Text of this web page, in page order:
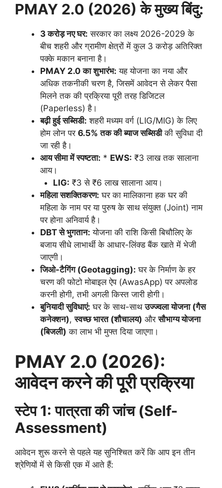
PMAY 2.0 (2026) के मुख्य बिंदु:
3 करोड़ नए घर: सरकार का लक्ष्य 2026-2029 के
बीच शहरी और ग्रामीण क्षेत्रों में कुल 3 करोड़ अतिरिक्त
पक्के मकान बनाना है।
PMAY 2.0 का शुभारंभ: यह योजना का नया और
अधिक तकनीकी चरण है, जिसमें आवेदन से लेकर पैसा
मिलने तक की प्रक्रिया पूरी तरह डिजिटल
(Paperless) है।
बढ़ी हुई सब्सिडी: शहरी मध्यम वर्ग (LIG/MIG) के लिए
होम लोन पर 6.5% तक की ब्याज सब्सिडीकी सुविधा दी
जा रही है।
आय सीमा में स्पष्टता: * EWS: ₹3 लाख तक सालाना
आय।
LIG: ₹3 से ₹6 लाख सालाना आय।
महिला सशक्तिकरण: घर का मालिकाना हक घर की
महिला के नाम पर या पुरुष के साथ संयुक्त (Joint) नाम
पर होना अनिवार्य है।
DBT से भुगतान: योजना की राशि किसी बिचौलिए के
बजाय सीधे लाभार्थी के आधार-लिंक्ड बैंक खाते में भेजी
जाएगी।
जिओ-टैगिंग (Geotagging): घर के निर्माण के हर
चरण की फोटो मोबाइल ऐप (AwasApp) पर अपलोड
करनी होगी, तभी अगली किस्त जारी होगी।
बुनियादी सुविधाएं: घर के साथ-साथउज्ज्वला योजना (गैस
कनेक्शन),स्वच्छ भारत (शौचालय) औरसौभाग्य योजना
(बिजली) का लाभ भी मुफ्त दिया जाएगा।
PMAY 2.0 (2026):
आवेदन करने की पूरी प्रक्रिया
स्टेप 1: पात्रता की जांच (Self-
Assessment)
​आवेदन शुरू करने से पहले यह सुनिश्चित करें कि आप इन तीन
श्रेणियों में से किसी एक में आते हैं: